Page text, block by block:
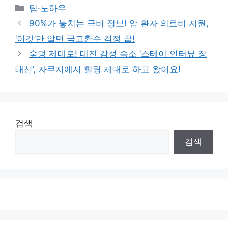
Categories
팁·노하우
90%가 놓치는 극비 정보! 암 환자 의료비 지원,
‘이것’만 알면 국고환수 걱정 끝!
숲멍 제대로! 대전 감성 숙소 ‘스테이 인터뷰 장
태산’, 자쿠지에서 힐링 제대로 하고 왔어요!
검색
검색